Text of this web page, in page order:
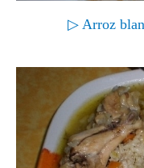
▷ Arroz